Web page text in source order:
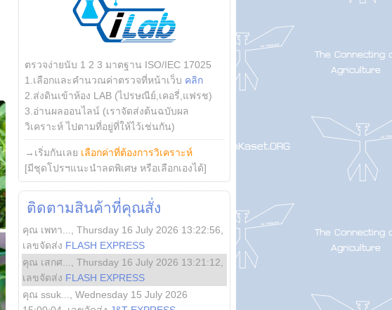
ตรวจง่ายนับ 1 2 3 มาตฐาน ISO/IEC 17025
1.เลือกและคำนวณค่าตรวจที่หน้าเว็บ คลิก
2.ส่งดินเข้าห้อง LAB (ไปรษณีย์,เคอรี่,แฟรช)
3.อ่านผลออนไลน์ (เราจัดส่งต้นฉบับผล
วิเคราะห์ ไปตามที่อยู่ที่ให้ไว้เช่นกัน)
→เริ่มกันเลย เลือกค่าที่ต้องการวิเคราะห์
[มีชุดโปรฯแนะนำลดพิเศษ หรือเลือกเองได้]
ติดตามสินค้าที่คุณสั่ง
คุณ เพทา... Thursday 16 July 2026 13:22:56
เลขจัดส่ง FLASH EXPRESS
คุณ เสกศ...
Thursday 16 July 2026 13:21:12
เลขจัดส่ง FLASH EXPRESS
คุณ ssuk...
Wednesday 15 July 2026